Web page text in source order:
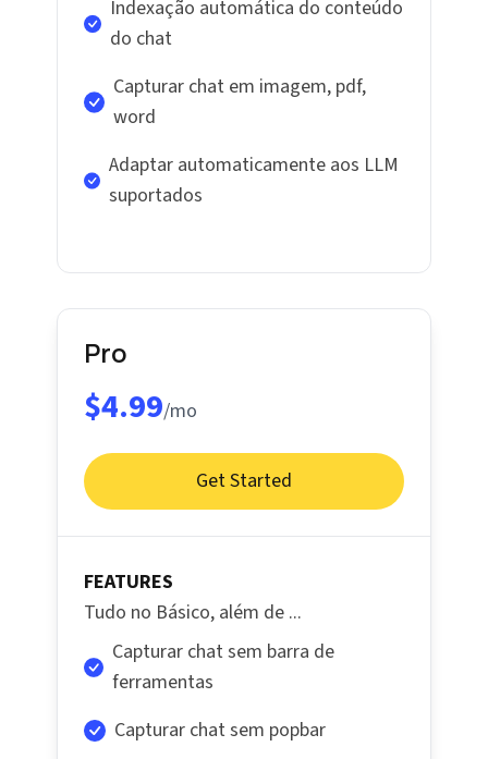
Indexação automática do conteúdo
do chat
Capturar chat em imagem, pdf,
word
Adaptar automaticamente aos LLM
suportados
Pro
$4.99/mo
Get Started
FEATURES
Tudo no Básico, além de ...
Capturar chat sem barra de
ferramentas
Capturar chat sem popbar